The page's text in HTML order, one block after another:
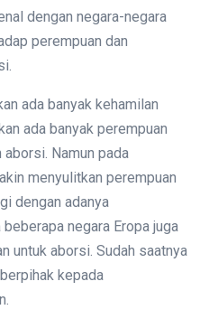
dengan negara-negara
perempuan dan
ada banyak kehamilan
ada banyak perempuan
aborsi. Namun pada
menyulitkan perempuan
dengan adanya
negara Eropa juga
untuk aborsi. Sudah saatnya
kepada